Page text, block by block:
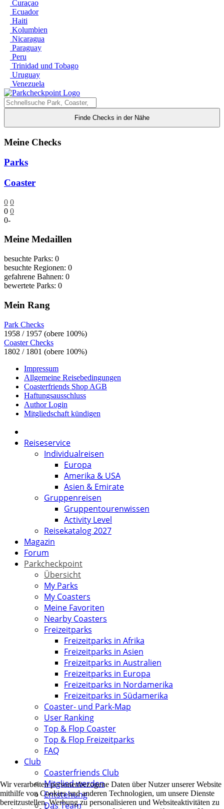
Curaçao
Ecuador
Haiti
Kolumbien
Nicaragua
Paraguay
Peru
Trinidad und Tobago
Uruguay
Venezuela
Finde Checks in der Nähe
Meine Checks
Parks
Coaster
0 0
0 0
0-
Meine Medaillen
besuchte Parks: 0
besuchte Regionen: 0
gefahrene Bahnen: 0
bewertete Parks: 0
Mein Rang
Park Checks
1958 / 1957 (obere 100%)
Coaster Checks
1802 / 1801 (obere 100%)
Impressum
Allgemeine Reisebedingungen
Coasterfriends Shop AGB
Haftungsausschluss
Author Login
Mitgliedschaft kündigen
Reiseservice
Individualreisen
Europa
Amerika & USA
Asien & Emirate
Gruppenreisen
Gruppentourenwissen
Activity Level
Reisekatalog 2027
Magazin
Forum
Parkcheckpoint
Übersicht
My Parks
My Coasters
Meine Favoriten
Nearby Coasters
Freizeitparks
Freizeitparks in Afrika
Freizeitparks in Asien
Freizeitparks in Australien
Freizeitparks in Europa
Freizeitparks in Nordamerika
Freizeitparks in Südamerika
Coaster- und Park-Map
User Ranking
Top & Flop Coaster
Top & Flop Freizeitparks
FAQ
Club
Coasterfriends Club
Mitglied werden
Entstehung
Das Team
Wir verarbeiten personenbezogene Daten über Nutzer unserer Website
mithilfe von Cookies und anderen Technologien, um unsere Dienste
bereitzustellen, Werbung zu personalisieren und Websiteaktivitäten zu